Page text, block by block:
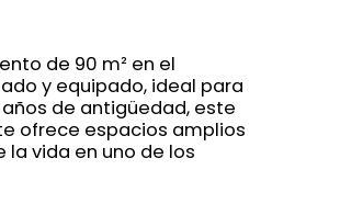
de 90 m² en el
y equipado, ideal para
de antigüedad, este
ofrece espacios amplios
vida en uno de los